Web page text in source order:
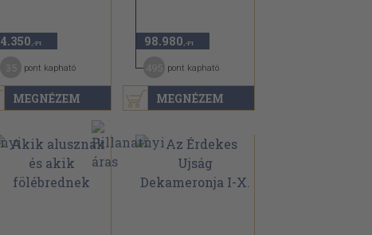
MEGNÉZEM
4.350 ,-Ft
pont kapható
MEGNÉZEM
98.980 ,-Ft
pont kapható